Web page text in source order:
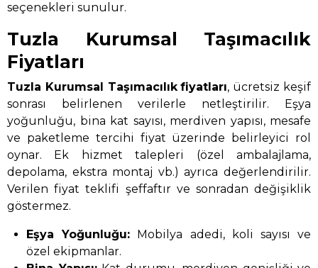
seçenekleri sunulur.
Tuzla Kurumsal Taşımacılık
Fiyatları
Tuzla Kurumsal Taşımacılık fiyatları, ücretsiz keşif
sonrası belirlenen verilerle netleştirilir. Eşya
yoğunluğu, bina kat sayısı, merdiven yapısı, mesafe
ve paketleme tercihi fiyat üzerinde belirleyici rol
oynar. Ek hizmet talepleri (özel ambalajlama,
depolama, ekstra montaj vb.) ayrıca değerlendirilir.
Verilen fiyat teklifi şeffaftır ve sonradan değişiklik
göstermez.
Eşya Yoğunluğu: Mobilya adedi, koli sayısı ve
özel ekipmanlar.